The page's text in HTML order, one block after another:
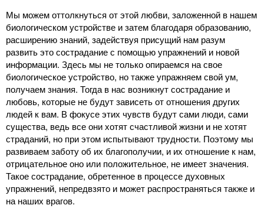
Мы можем оттолкнуться от этой любви, заложенной в нашем
биологическом устройстве и затем благодаря образованию,
расширению знаний, задействуя присущий нам разум
развить это сострадание с помощью упражнений и новой
информации. Здесь мы не только опираемся на свое
биологическое устройство, но также упражняем свой ум,
получаем знания. Тогда в нас возникнут сострадание и
любовь, которые не будут зависеть от отношения других
людей к вам. В фокусе этих чувств будут сами люди, сами
существа, ведь все они хотят счастливой жизни и не хотят
страданий, но при этом испытывают трудности. Поэтому мы
развиваем заботу об их благополучии, и их отношение к нам,
отрицательное оно или положительное, не имеет значения.
Такое сострадание, обретенное в процессе духовных
упражнений, непредвзято и может распространяться также и
на наших врагов.